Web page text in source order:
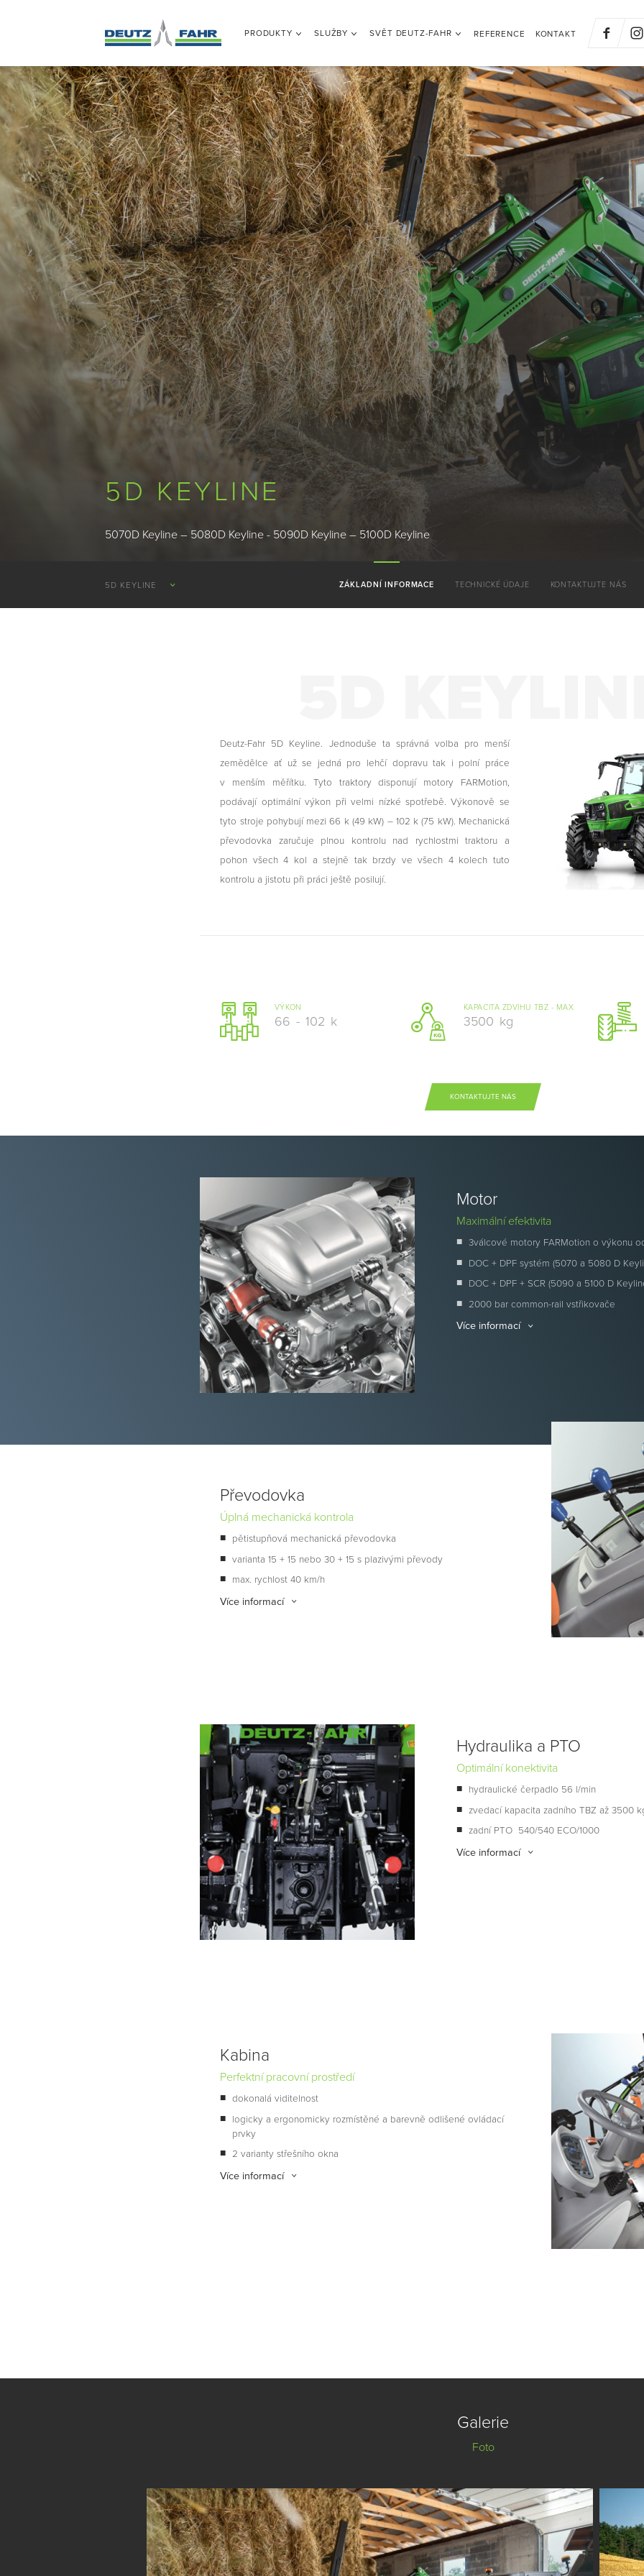
PRODUKTY SLUŽBY SVĚT DEUTZ-FAHR REFERENCE KONTAKT
5D KEYLINE
5070D Keyline – 5080D Keyline - 5090D Keyline – 5100D Keyline
5D KEYLINE ZÁKLADNÍ INFORMACE TECHNICKÉ ÚDAJE KONTAKTUJTE NÁS
Deutz-Fahr 5D Keyline. Jednoduše ta správná volba pro menší
zemědělce ať už se jedná pro lehčí dopravu tak i polní práce
v menším měřítku. Tyto traktory disponují motory FARMotion,
podávají optimální výkon při velmi nízké spotřebě. Výkonově se
tyto stroje pohybují mezi 66 k (49 kW) – 102 k (75 kW). Mechanická
převodovka zaručuje plnou kontrolu nad rychlostmi traktoru a
pohon všech 4 kol a stejně tak brzdy ve všech 4 kolech tuto
kontrolu a jistotu při práci ještě posilují.
VÝKON
66 - 102 k
KAPACITA ZDVIHU TBZ - MAX
3500 kg
KONTAKTUJTE NÁS
Motor
Maximální efektivita
3válcové motory FARMotion o výkonu
DOC + DPF systém (5070 a 5080 D
DOC + DPF + SCR (5090 a 5100 D
2000 bar common-rail vstřikovače
Více informací
Převodovka
Úplná mechanická kontrola
pětistupňová mechanická převodovka
varianta 15 + 15 nebo 30 + 15 s plazivými převody
max. rychlost 40 km/h
Více informací
Hydraulika a PTO
Optimální konektivita
hydraulické čerpadlo 56 l/min
zvedací kapacita zadního TBZ až 3500
zadní PTO 540/540 ECO/1000
Více informací
Kabina
Perfektní pracovní prostředí
dokonalá viditelnost
logicky a ergonomicky rozmístěné a barevně odlišené ovládací
prvky
2 varianty střešního okna
Více informací
Galerie
Foto